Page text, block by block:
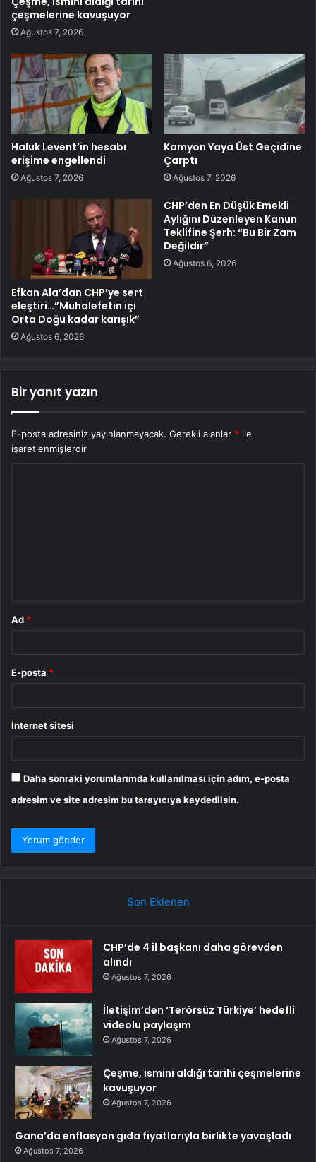
çeşmelerine kavuşuyor
Ağustos 7, 2026
Haluk Levent’in hesabı
erişime engellendi
Ağustos 7, 2026
Kamyon Yaya Üst Geçidine
Çarptı
Ağustos 7, 2026
Efkan Ala’dan CHP’ye sert
eleştiri…”Muhalefetin içi
Orta Doğu kadar karışık”
Ağustos 6, 2026
CHP’den En Düşük Emekli
Aylığını Düzenleyen Kanun
Teklifine Şerh: “Bu Bir Zam
Değildir”
Ağustos 6, 2026
Bir yanıt yazın
E-posta adresiniz yayınlanmayacak. Gerekli alanlar * ile
işaretlenmişlerdir
Ad *
E-posta *
İnternet sitesi
Daha sonraki yorumlarımda kullanılması için adım, e-posta
adresim ve site adresim bu tarayıcıya kaydedilsin.
Son Eklenen
CHP’de 4 il başkanı daha görevden
alındı
Ağustos 7, 2026
İletişim’den ‘Terörsüz Türkiye’ hedefli
videolu paylaşım
Ağustos 7, 2026
Çeşme, ismini aldığı tarihi çeşmelerine
kavuşuyor
Ağustos 7, 2026
Gana’da enflasyon gıda fiyatlarıyla birlikte yavaşladı
Ağustos 7, 2026